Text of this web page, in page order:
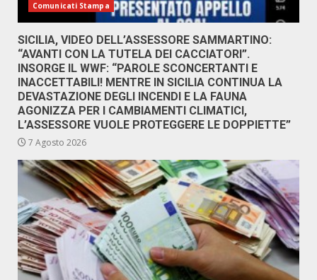
Comunicati Stampa
SICILIA, VIDEO DELL’ASSESSORE SAMMARTINO:
“AVANTI CON LA TUTELA DEI CACCIATORI”.
INSORGE IL WWF: “PAROLE SCONCERTANTI E
INACCETTABILI! MENTRE IN SICILIA CONTINUA LA
DEVASTAZIONE DEGLI INCENDI E LA FAUNA
AGONIZZA PER I CAMBIAMENTI CLIMATICI,
L’ASSESSORE VUOLE PROTEGGERE LE DOPPIETTE”
7 Agosto 2026